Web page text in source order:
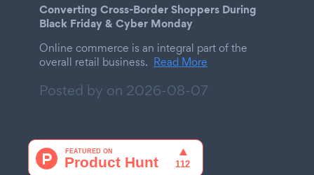
Converting Cross-Border Shoppers During
Black Friday & Cyber Monday
Online commerce is an integral part of the
overall retail business. Read More
Posted by on 2026-08-07